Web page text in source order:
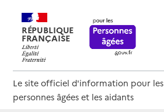
RÉPUBLIQUE
FRANÇAISE
Le site officiel d'information pour les
personnes âgées et les aidants